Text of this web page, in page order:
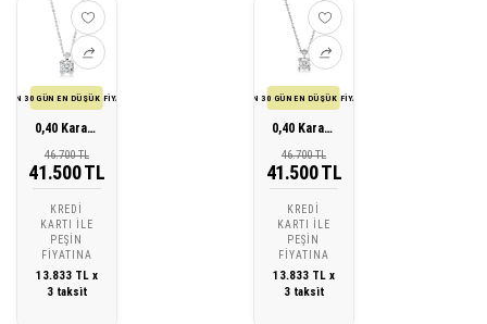
SON 30 GÜN EN DÜŞÜK FİYATI
0,40 Karat Pırlanta Tektaş Kolye
46.700 TL
41.500 TL
KREDI
KARTI ILE
PEŞIN
FIYATINA
13.833 TL x
3 taksit
SON 30 GÜN EN DÜŞÜK FİYATI
0,40 Karat Pırlanta Tektaş Kolye
46.700 TL
41.500 TL
KREDI
KARTI ILE
PEŞIN
FIYATINA
13.833 TL x
3 taksit